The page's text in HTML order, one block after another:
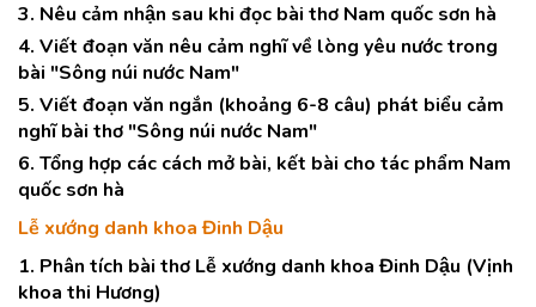
3. Nêu cảm nhận sau khi đọc bài thơ Nam quốc sơn hà
4. Viết đoạn văn nêu cảm nghĩ về lòng yêu nước trong
bài "Sông núi nước Nam"
5. Viết đoạn văn ngắn (khoảng 6-8 câu) phát biểu cảm
nghĩ bài thơ "Sông núi nước Nam"
6. Tổng hợp các cách mở bài, kết bài cho tác phẩm Nam
quốc sơn hà
Lễ xướng danh khoa Đinh Dậu
1. Phân tích bài thơ Lễ xướng danh khoa Đinh Dậu (Vịnh
khoa thi Hương)